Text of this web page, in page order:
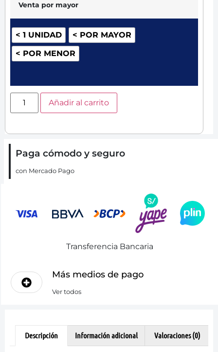
Venta por mayor
< 1 UNIDAD
< POR MAYOR
< POR MENOR
Añadir al carrito
Paga cómodo y seguro
con Mercado Pago
Transferencia Bancaria
Más medios de pago
Ver todos
Descripción Información adicional Valoraciones (0)